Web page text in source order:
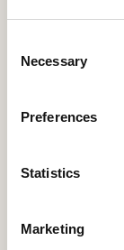
Selection
Necessary
Preferences
Statistics
Marketing
Dag en
iemand voor